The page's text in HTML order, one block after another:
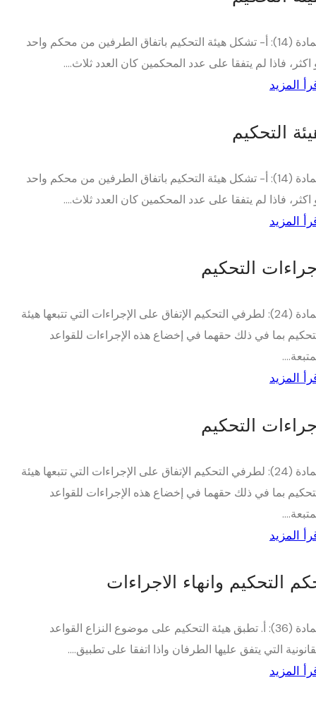
المادة (14): أ- تشكل هيئة التحكيم باتفاق الطرفين من محكم واحد
اكثر، فاذا لم يتفقا على عدد المحكمين كان العدد ثلاث....
المزيد
التحكيم
المادة (14): أ- تشكل هيئة التحكيم باتفاق الطرفين من محكم واحد
اكثر، فاذا لم يتفقا على عدد المحكمين كان العدد ثلاث....
المزيد
التحكيم
المادة (24): لطرفي التحكيم الإتفاق على الإجراءات التي تتبعها هيئة
بما في ذلك حقهما في إخضاع هذه الإجراءات للقواعد
المزيد
التحكيم
المادة (24): لطرفي التحكيم الإتفاق على الإجراءات التي تتبعها هيئة
بما في ذلك حقهما في إخضاع هذه الإجراءات للقواعد
المزيد
التحكيم وانهاء الاجراءات
المادة (36): أ. تطبق هيئة التحكيم على موضوع النزاع القواعد
التي يتفق عليها الطرفان واذا اتفقا على تطبيق....
المزيد